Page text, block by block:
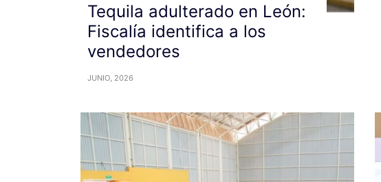
Tequila adulterado en León:
Fiscalía identifica a los
vendedores
JUNIO, 2026